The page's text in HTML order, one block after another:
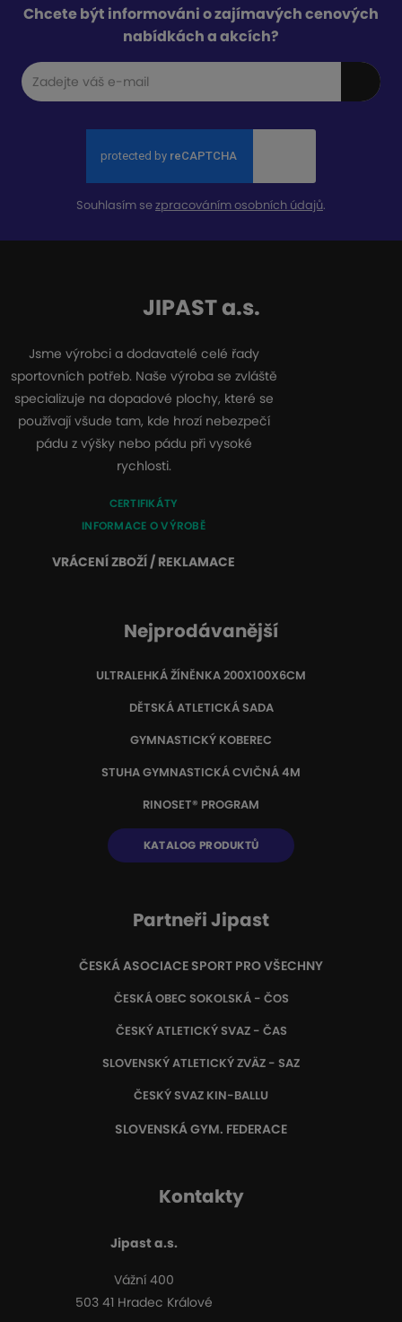
Chcete být informováni o zajímavých cenových
nabídkách a akcích?
Souhlasím sezpracováním osobních údajů.
JIPAST a.s.
Jsme výrobci a dodavatelé celé řady
sportovních potřeb. Naše výroba se zvláště
specializuje na dopadové plochy, které se
používají všude tam, kde hrozí nebezpečí
pádu z výšky nebo pádu při vysoké
rychlosti.
CERTIFIKÁTY
INFORMACE O VÝROBĚ
VRÁCENÍ ZBOŽÍ / REKLAMACE
Nejprodávanější
ULTRALEHKÁ ŽÍNĚNKA 200X100X6CM
DĚTSKÁ ATLETICKÁ SADA
GYMNASTICKÝ KOBEREC
STUHA GYMNASTICKÁ CVIČNÁ 4M
RINOSET® PROGRAM
KATALOG PRODUKTŮ
Partneři Jipast
ČESKÁ ASOCIACE SPORT PRO VŠECHNY
ČESKÁ OBEC SOKOLSKÁ - ČOS
ČESKÝ ATLETICKÝ SVAZ - ČAS
SLOVENSKÝ ATLETICKÝ ZVÄZ - SAZ
ČESKÝ SVAZ KIN-BALLU
SLOVENSKÁ GYM. FEDERACE
Kontakty
Jipast a.s.
Vážní 400
503 41 Hradec Králové